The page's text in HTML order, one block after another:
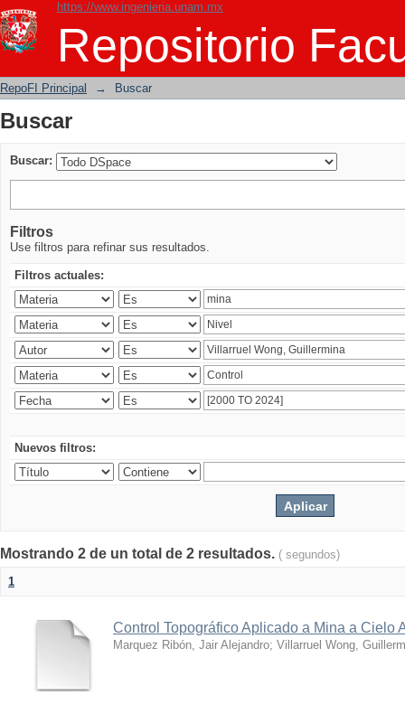
https://www.ingenieria.unam.mx
Repositorio
Buscar
RepoFI Principal → Buscar
Buscar
Buscar:
Filtros
Use filtros para refinar sus resultados.
Filtros actuales:
Nuevos filtros:
Mostrando 2 de un total de 2 resultados. ( segundos)
1
Control Topográfico Aplicado a Mina a Cielo
Marquez Ribón, Jair Alejandro; Villarruel Wong,